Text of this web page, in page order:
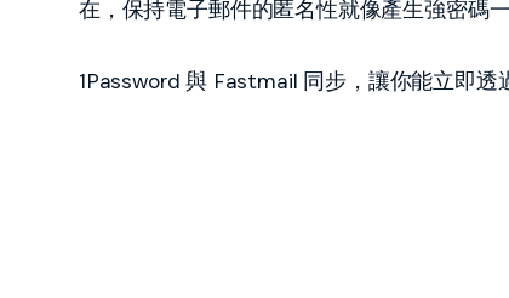
在，保持電子郵件的匿名性就像產生強密碼一
1Password 與 Fastmail 同步，讓你能立即透